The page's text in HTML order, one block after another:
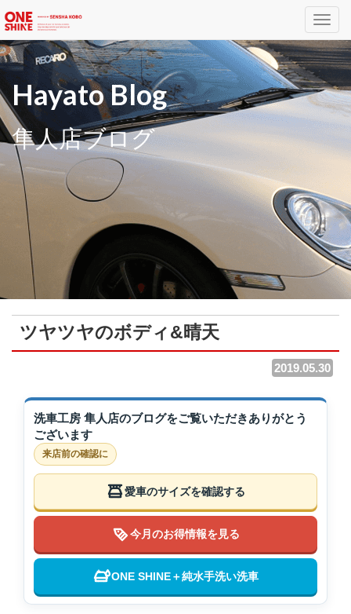
Hayato Blog
隼人店ブログ
ツヤツヤのボディ&晴天
2019.05.30
洗車工房 隼人店のブログをご覧いただきありがとう
ございます
来店前の確認に
愛車のサイズを確認する
今月のお得情報を見る
ONE SHINE＋純水手洗い洗車